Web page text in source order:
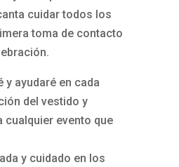
cuidar todos los
toma de contacto
y ayudaré en cada
del vestido y
evento que
y cuidado en los